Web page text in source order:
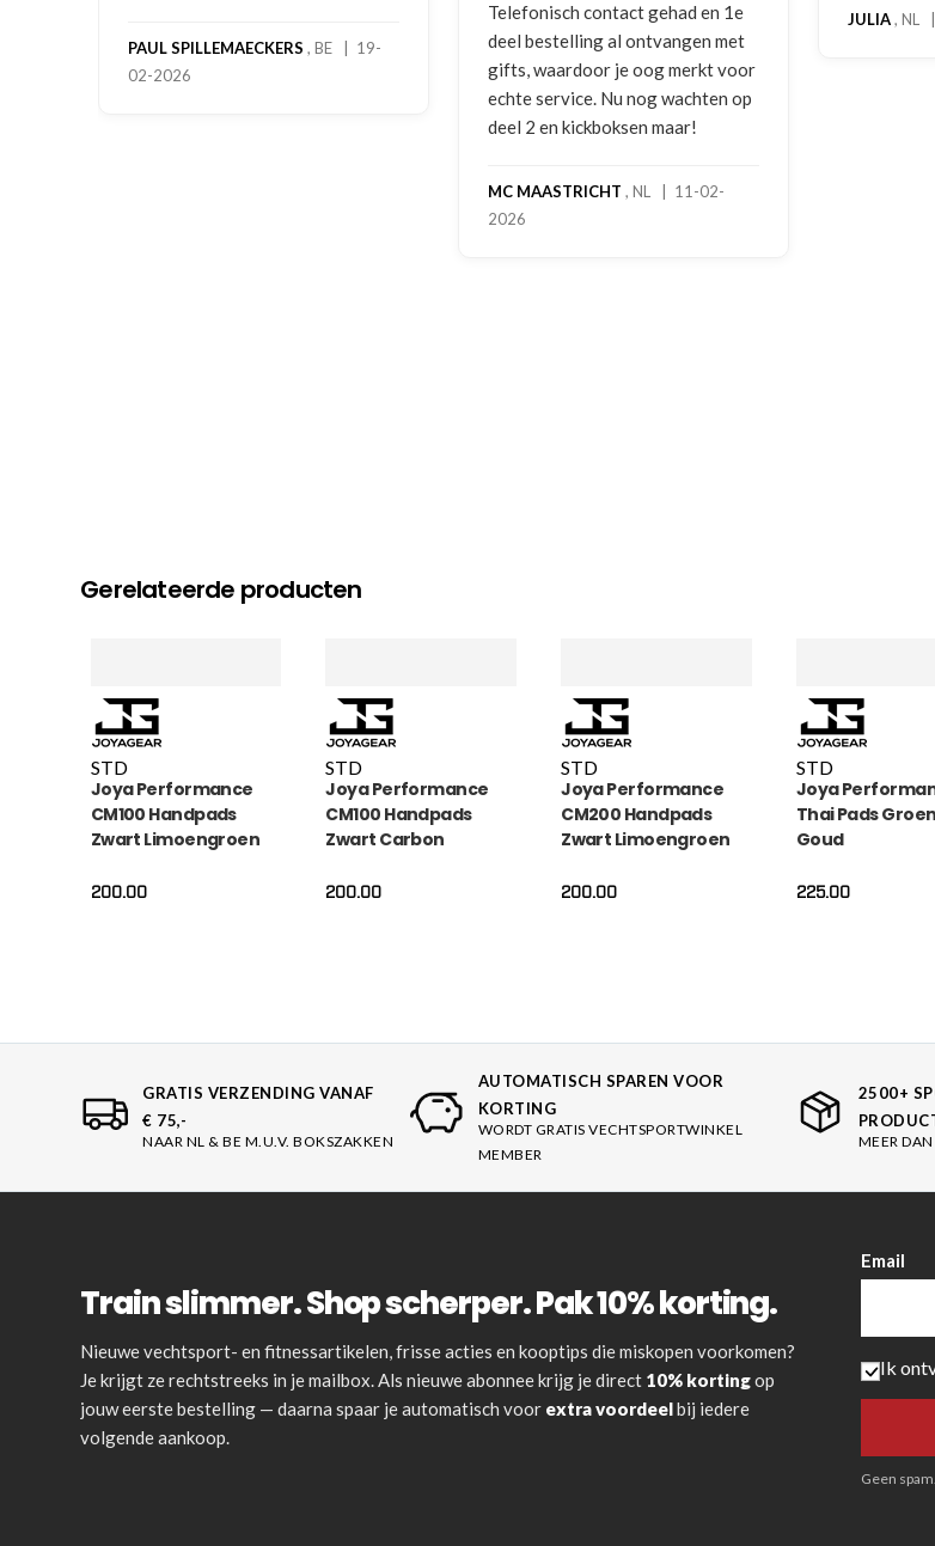
PAUL SPILLEMAECKERS , BE | 19-
02-2026
Telefonisch contact gehad en 1e
deel bestelling al ontvangen met
gifts, waardoor je oog merkt voor
echte service. Nu nog wachten op
deel 2 en kickboksen maar!
MC MAASTRICHT , NL | 11-02-
2026
JULIA, NL
Gerelateerde producten
STD
Joya Performance
CM100 Handpads
Zwart Limoengroen
200.00
STD
Joya Performance
CM100 Handpads
Zwart Carbon
200.00
STD
Joya Performance
CM200 Handpads
Zwart Limoengroen
200.00
STD
Joya
Thai Pads Groen
Goud
225.00
GRATIS VERZENDING VANAF
€ 75,-
NAAR NL & BE M.U.V. BOKSZAKKEN
AUTOMATISCH SPAREN VOOR
KORTING
WORDT GRATIS VECHTSPORTWINKEL
MEMBER
2500+
MEER
Train slimmer. Shop scherper. Pak 10% korting.
Nieuwe vechtsport- en fitnessartikelen, frisse acties en kooptips die miskopen voorkomen?
Je krijgt ze rechtstreeks in je mailbox. Als nieuwe abonnee krijg je direct 10% kortingop
jouw eerste bestelling — daarna spaar je automatisch voor extra voordeelbij iedere
volgende aankoop.
Email
Ik
Geen